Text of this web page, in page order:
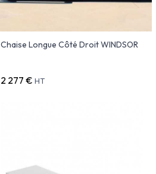
Chaise Longue Côté Droit WINDSOR
2 277 € HT